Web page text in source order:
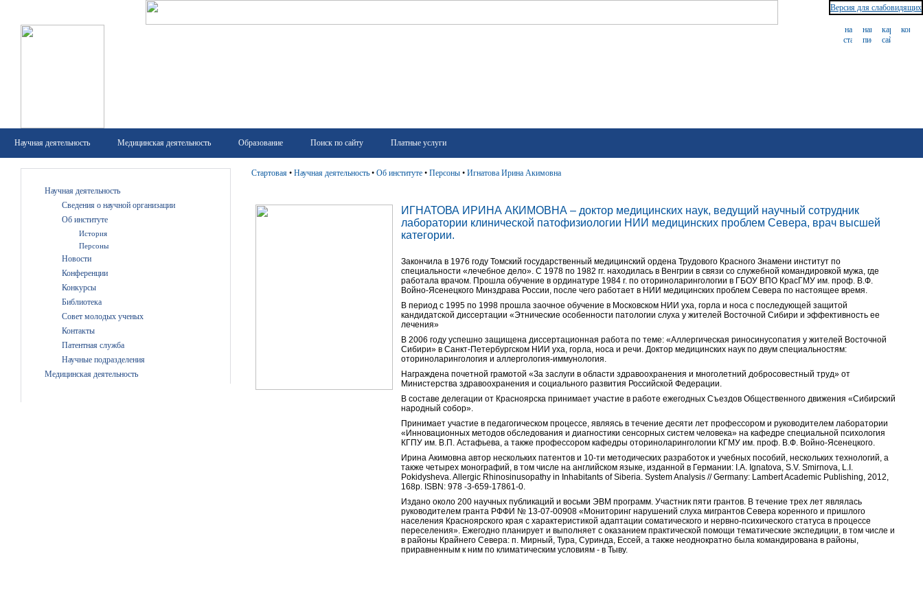
Версия для слабовидящих
Научная деятельность Медицинская деятельность Образование Поиск по сайту Платные услуги
Научная деятельность
Сведения о научной организации
Об институте
История
Персоны
Новости
Конференции
Конкурсы
Библиотека
Совет молодых ученых
Контакты
Патентная служба
Научные подразделения
Медицинская деятельность
Стартовая • Научная деятельность • Об институте • Персоны • Игнатова Ирина Акимовна
ИГНАТОВА ИРИНА АКИМОВНА – доктор медицинских наук, ведущий научный сотрудник
лаборатории клинической патофизиологии НИИ медицинских проблем Севера, врач высшей
категории.
Закончила в 1976 году Томский государственный медицинский ордена Трудового Красного Знамени институт по
специальности «лечебное дело». С 1978 по 1982 гг. находилась в Венгрии в связи со служебной командировкой мужа, где
работала врачом. Прошла обучение в ординатуре 1984 г. по оториноларингологии в ГБОУ ВПО КрасГМУ им. проф. В.Ф.
Войно-Ясенецкого Минздрава России, после чего работает в НИИ медицинских проблем Севера по настоящее время.
В период с 1995 по 1998 прошла заочное обучение в Московском НИИ уха, горла и носа с последующей защитой
кандидатской диссертации «Этнические особенности патологии слуха у жителей Восточной Сибири и эффективность ее
лечения»
В 2006 году успешно защищена диссертационная работа по теме: «Аллергическая риносинусопатия у жителей Восточной
Сибири» в Санкт-Петербургском НИИ уха, горла, носа и речи. Доктор медицинских наук по двум специальностям:
оториноларингология и аллергология-иммунология.
Награждена почетной грамотой «За заслуги в области здравоохранения и многолетний добросовестный труд» от
Министерства здравоохранения и социального развития Российской Федерации.
В составе делегации от Красноярска принимает участие в работе ежегодных Съездов Общественного движения «Сибирский
народный собор».
Принимает участие в педагогическом процессе, являясь в течение десяти лет профессором и руководителем лаборатории
«Инновационных методов обследования и диагностики сенсорных систем человека» на кафедре специальной психология
КГПУ им. В.П. Астафьева, а также профессором кафедры оториноларингологии КГМУ им. проф. В.Ф. Войно-Ясенецкого.
Ирина Акимовна автор нескольких патентов и 10-ти методических разработок и учебных пособий, нескольких технологий, а
также четырех монографий, в том числе на английском языке, изданной в Германии: I.A. Ignatova, S.V. Smirnova, L.I.
Pokidysheva. Allergic Rhinosinusopathy in Inhabitants of Siberia. System Analysis // Germany: Lambert Academic Publishing, 2012,
168p. ISBN: 978 -3-659-17861-0.
Издано около 200 научных публикаций и восьми ЭВМ программ. Участник пяти грантов. В течение трех лет являлась
руководителем гранта РФФИ № 13-07-00908 «Мониторинг нарушений слуха мигрантов Севера коренного и пришлого
населения Красноярского края с характеристикой адаптации соматического и нервно-психического статуса в процессе
переселения». Ежегодно планирует и выполняет с оказанием практической помощи тематические экспедиции, в том числе и
в районы Крайнего Севера: п. Мирный, Тура, Суринда, Ессей, а также неоднократно была командирована в районы,
приравненным к ним по климатическим условиям - в Тыву.